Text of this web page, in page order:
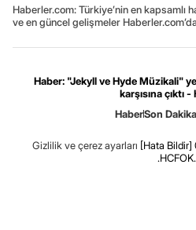
Haberler.com: Türkiye’nin en kapsamlı
ve en güncel gelişmeler
Haber: "Jekyll ve Hyde Müzikali"
karşısına çıktı
HaberSon Dakika
Gizlilik ve çerez ayarları [Hata Bildir]
.HCFOK.